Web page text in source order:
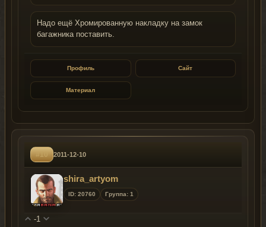
Надо ещё Хромированную накладку на замок
багажника поставить.
Профиль Сайт
Материал
#10 2011-12-10
shira_artyom
ID: 20760 Группа: 1
-1